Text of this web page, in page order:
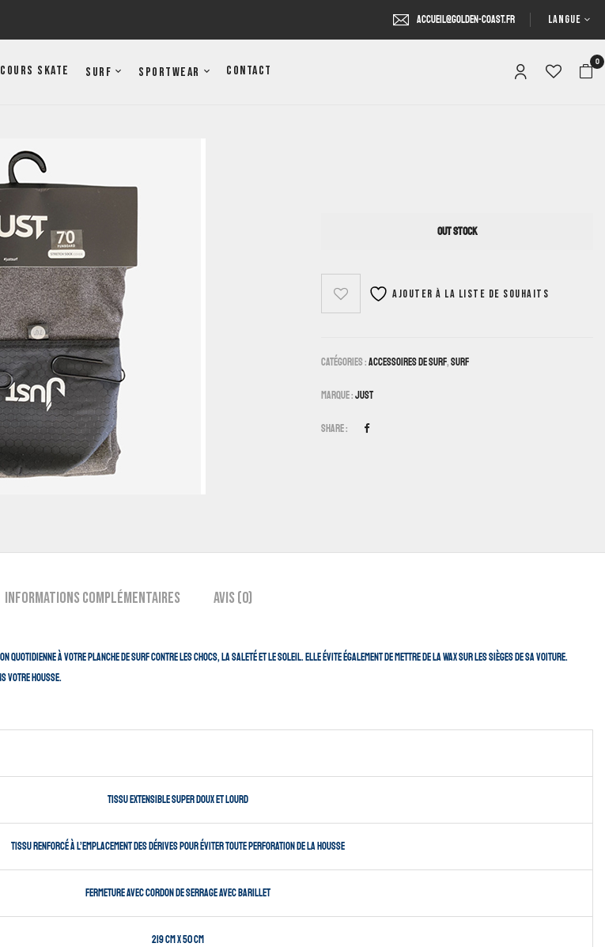
accueil@golden-coast.fr LANGUE
Cours Skate Surf Sportwear Contact
0
OUT STOCK
Ajouter à la liste de souhaits
Catégories :Accessoires De Surf,Surf
Marque :Just
Share :
Informations complémentaires Avis (0)
à votre planche de surf contre les chocs, la saleté et le soleil. Elle évite également de mettre de la wax sur les sièges de sa voiture.
votre housse.
tissu extensible super doux et lourd
tissu renforcé à l’emplacement des dérives pour éviter toute perforation de la housse
fermeture avec cordon de serrage avec barillet
219 cm X 50 cm